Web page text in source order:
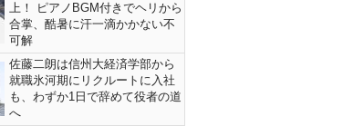
上！ ピアノBGM付きでヘリから
合掌、酷暑に汗一滴かかない不
可解
佐藤二朗は信州大経済学部から
就職氷河期にリクルートに入社
も、わずか1日で辞めて役者の道
へ